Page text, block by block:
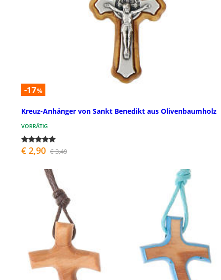
-17%
Kreuz-Anhänger von Sankt Benedikt aus Olivenbaumholz
VORRÄTIG
€ 2,90 € 3,49